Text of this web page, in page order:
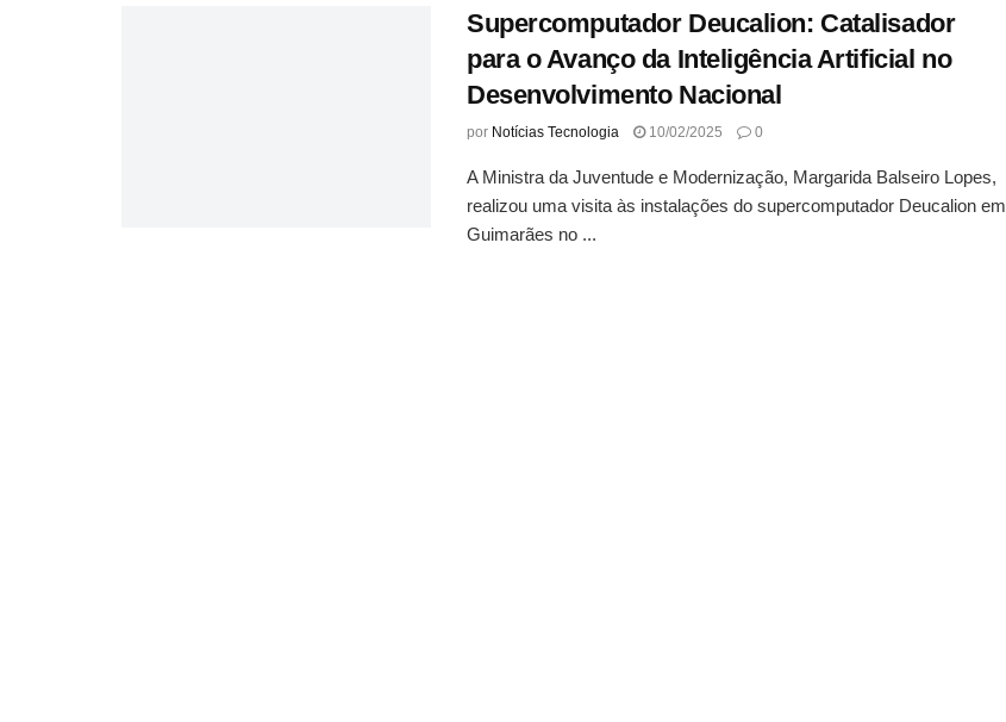
Supercomputador Deucalion: Catalisador
para o Avanço da Inteligência Artificial no
Desenvolvimento Nacional
por Notícias Tecnologia 10/02/2025 0
A Ministra da Juventude e Modernização, Margarida Balseiro Lopes,
realizou uma visita às instalações do supercomputador Deucalion em
Guimarães no ...